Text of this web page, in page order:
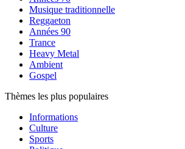
Musique traditionnelle
Reggaeton
Années 90
Trance
Heavy Metal
Ambient
Gospel
Thèmes les plus populaires
Informations
Culture
Sports